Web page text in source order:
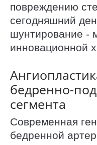
повреждению
сегодняшний
шунтирование -
инновационной
бедренно-
сегмента
Современная
бедренной